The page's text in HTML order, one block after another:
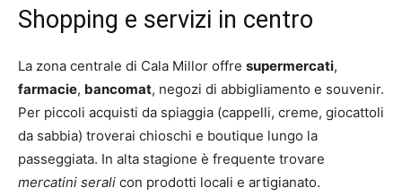
Shopping e servizi in centro
La zona centrale di Cala Millor offre supermercati,
farmacie, bancomat, negozi di abbigliamento e souvenir.
Per piccoli acquisti da spiaggia (cappelli, creme, giocattoli
da sabbia) troverai chioschi e boutique lungo la
passeggiata. In alta stagione è frequente trovare
mercatini serali con prodotti locali e artigianato.